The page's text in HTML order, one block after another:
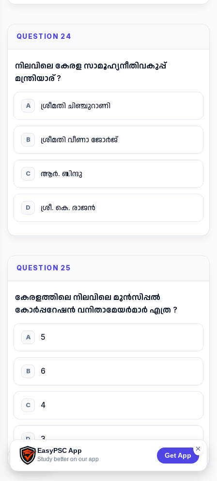
EasyPSC App
Study better on our app
Get App
×
74:53
QUESTION 24
നിലവിലെ കേരള സാമൂഹ്യനീതിവകുപ്പ്
മന്ത്രിയാര് ?
A ശ്രീമതി ചിഞ്ചുറാണി
B ശ്രീമതി വീണാ ജോർജ്
C ആർ. ബിന്ദു
D ശ്രീ. കെ. രാജൻ
QUESTION 25
കേരളത്തിലെ നിലവിലെ മുൻസിപ്പൽ
കോർപ്പറേഷൻ വനിതാമേയർമാർ എത്ര ?
A 5
B 6
C 4
D 3